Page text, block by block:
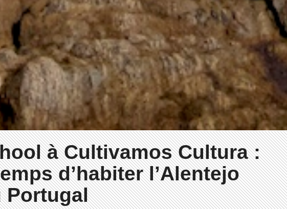
à Cultivamos Cultura :
d’habiter l’Alentejo
Portugal